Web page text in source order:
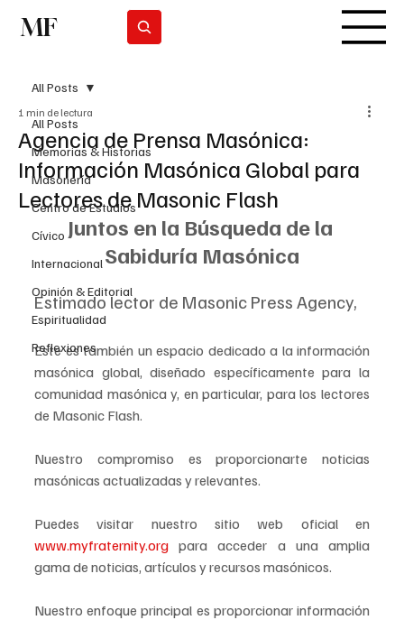
MF
All Posts
Memorias & Historias
Masonería
Centro de Estudios
Cívico
Internacional
Opinión & Editorial
Espiritualidad
Reflexiones
All Posts
Agencia de Prensa Masónica:
Información Masónica Global para
Lectores de Masonic Flash
1 min de lectura
Juntos en la Búsqueda de la
Sabiduría Masónica
Estimado lector de Masonic Press Agency,
Este es también un espacio dedicado a la información
masónica global, diseñado específicamente para la
comunidad masónica y, en particular, para los lectores
de Masonic Flash.
Nuestro compromiso es proporcionarte noticias
masónicas actualizadas y relevantes.
www.myfraternity.org para acceder a una amplia
gama de noticias, artículos y recursos masónicos.
Nuestro enfoque principal es proporcionar información